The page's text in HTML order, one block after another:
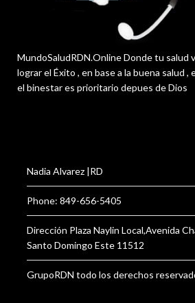
MundoSaludRDN.Online Donde tu salud
lograr el Éxito , en base a la buena salud
el binestar es prioritario depues de Dios
Nadia Alvarez |RD
Phone: 849-656-5405
Dirección Plaza Naylin Local,Avenida
Santo Domingo Este 11512
GrupoRDN todo los derechos